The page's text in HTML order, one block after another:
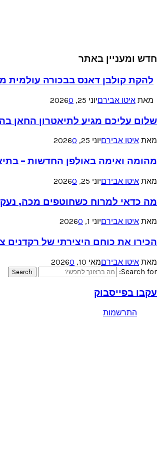
חדש ומעניין באתר
להקת קולבן דאנס בבכורה עולמית
מאת איטו אבירםיוני 25, 2026 0
שלום עליכם מגיע לתיאטרון החאן
מאת איטו אבירםיוני 25, 2026 0
מהומה ואימה באולפן החדשות –
מאת איטו אבירםיוני 25, 2026 0
מה כדאי למרוח כשחוטפים מכה,
מאת איטו אבירםיוני 1, 2026 0
הכירו את כוחם היצירתי של רקדנים
מאת איטו אבירםמאי 10, 2026
0
Search for:
Search
עקבו בפייסבוק
התרשמות